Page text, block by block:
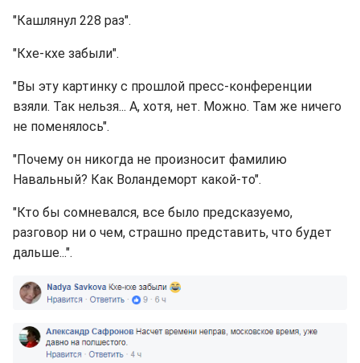
"Кашлянул 228 раз".
"Кхе-кхе забыли".
"Вы эту картинку с прошлой пресс-конференции
взяли. Так нельзя... А, хотя, нет. Можно. Там же ничего
не поменялось".
"Почему он никогда не произносит фамилию
Навальный? Как Воландеморт какой-то".
"Кто бы сомневался, все было предсказуемо,
разговор ни о чем, страшно представить, что будет
дальше...".